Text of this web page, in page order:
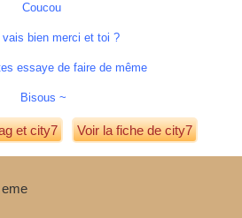
Coucou
vais bien merci et toi ?
essaye de faire de même
Bisous ~
etcity7 Voir la fiche de city7
eme